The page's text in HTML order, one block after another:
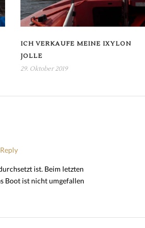
ICH VERKAUFE MEINE IXYLON
JOLLE
29. Oktober 2019
ist. Beim letzten
Boot ist nicht umgefallen